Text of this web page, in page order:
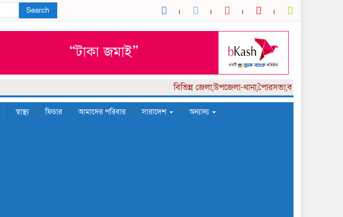
Search
বিভিন্নজেলা,উপজেলা-থানা,পৈারসভা,কলেজ পর্যায়
স্বাস্থ্য ফিচার আমাদের পরিবার সারাদেশ অন্যান্য